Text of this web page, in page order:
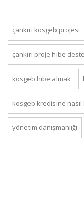
çankırı kosgeb projesi
çankırı proje hibe
kosgeb hibe almak
kosgeb kredisine
yönetim danışmanlığı